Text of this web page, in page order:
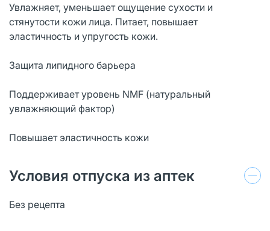
Увлажняет, уменьшает ощущение сухости и
стянутости кожи лица. Питает, повышает
эластичность и упругость кожи.
Защита липидного барьера
Поддерживает уровень NMF (натуральный
увлажняющий фактор)
Повышает эластичность кожи
Условия отпуска из аптек
Без рецепта